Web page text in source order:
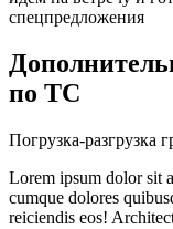
спецпредложения
по ТС
Погрузка-разгрузка
Lorem ipsum dolor sit
cumque dolores
reiciendis eos!